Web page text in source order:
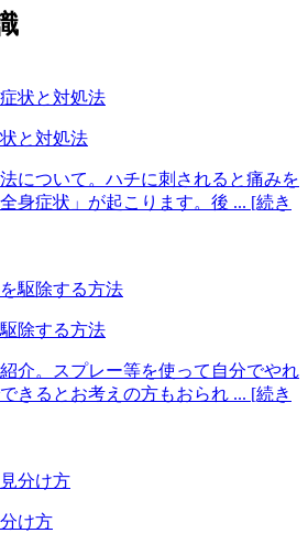
と対処法
について。ハチに刺されると痛みを
身症状」が起こります。後 ... [続き
除する方法
介。スプレー等を使って自分でやれ
きるとお考えの方もおられ ... [続き
け方